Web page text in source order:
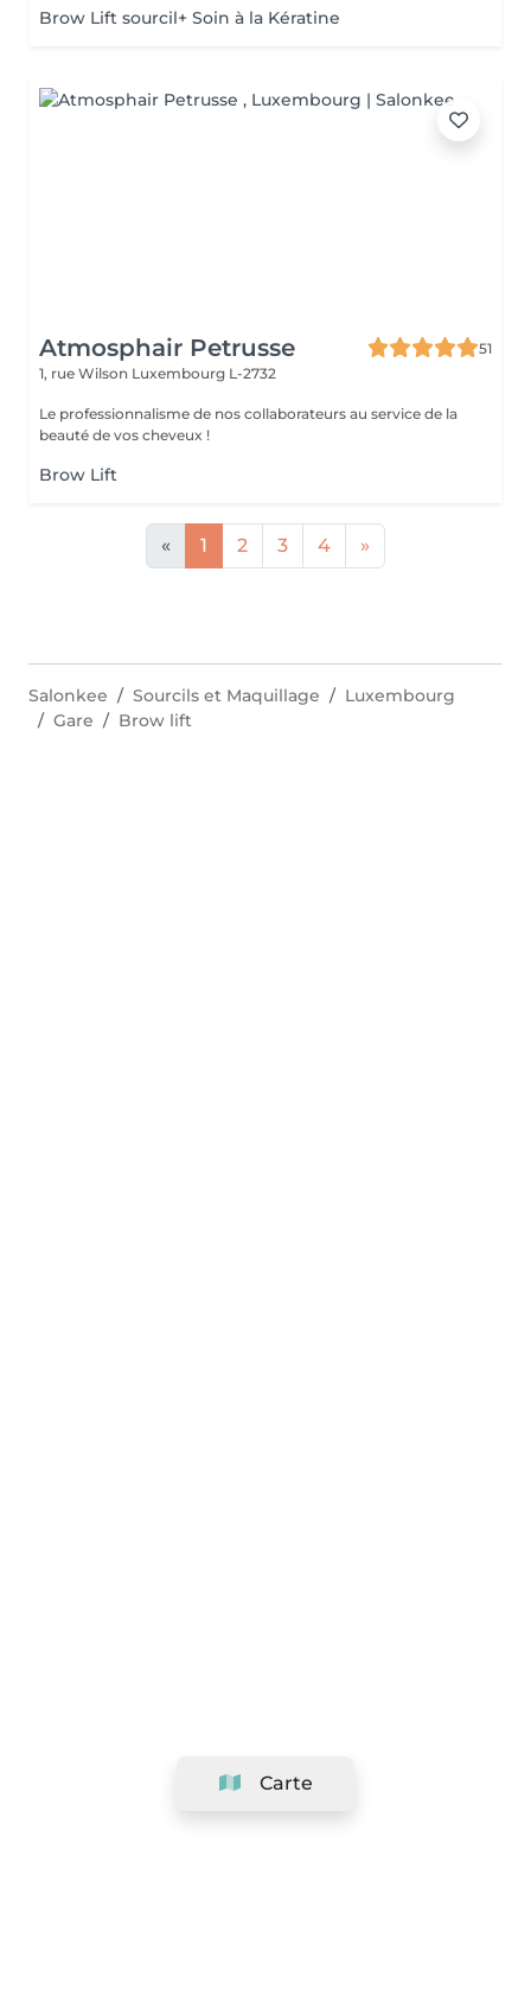
Brow Lift sourcil+ Soin à la Kératine
Atmosphair Petrusse
51
1, rue Wilson Luxembourg L-2732
Le professionnalisme de nos collaborateurs au service de la
beauté de vos cheveux !
Brow Lift
« 1 2 3 4 »
Carte
Salonkee Sourcils et Maquillage
Luxembourg
Gare
Brow lift